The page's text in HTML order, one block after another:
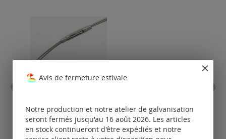
avec plusieurs rangs
Tarifs
disponibles
Avis de fermeture estivale
Notre production et notre atelier de galvanisation
seront fermés jusqu'au 16 août 2026. Les articles
en stock continueront d'être expédiés et notre